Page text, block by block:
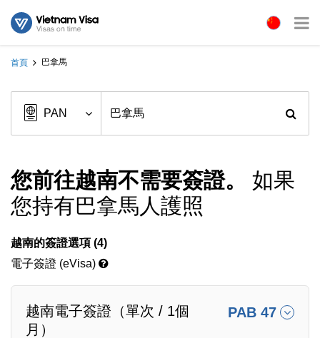
首頁 巴拿馬
您前往越南不需要簽證。
如果
您持有巴拿馬人護照
越南的簽證選項 (4)
電子簽證 (eVisa)
越南電子簽證（單次 / 1個
月）
PAB 47